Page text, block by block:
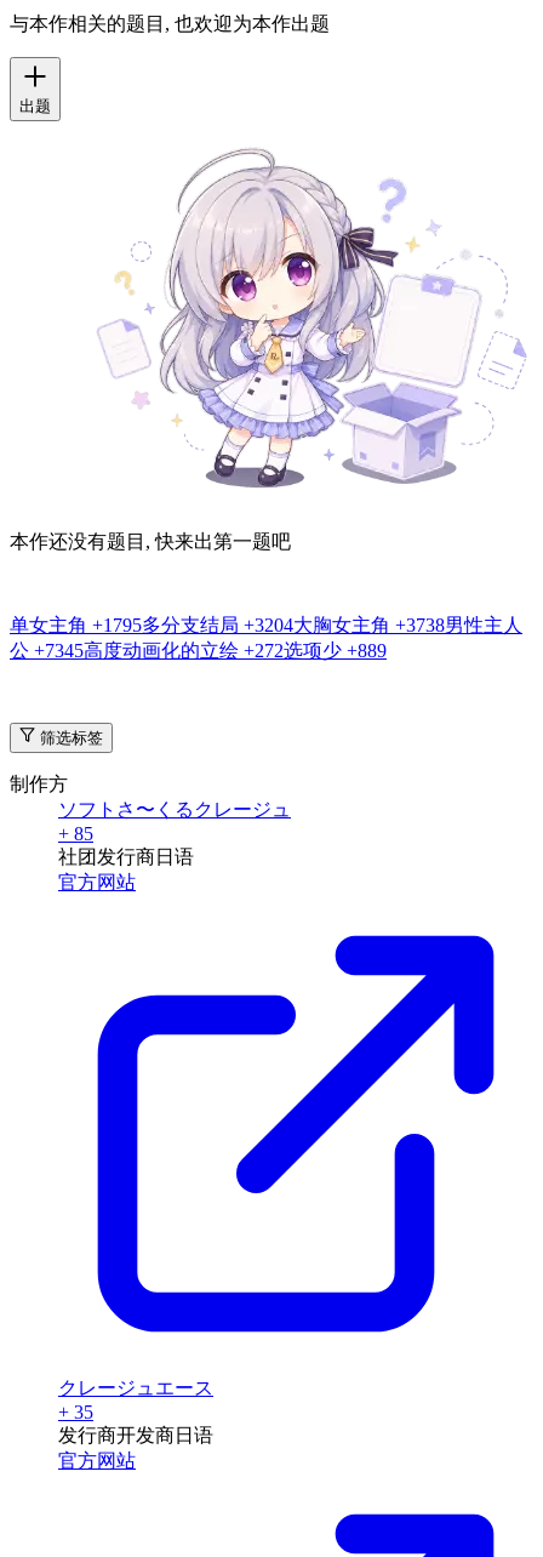
与本作相关的题目, 也欢迎为本作出题
出题
本作还没有题目, 快来出第一题吧
单女主角 +1795多分支结局 +3204大胸女主角 +3738男性主人
公 +7345高度动画化的立绘 +272选项少 +889
筛选标签
制作方
ソフトさ〜くるクレージュ
+ 85
社团 发行商日语
官方网站
クレージュエース
+ 35
发行商开发商日语
官方网站